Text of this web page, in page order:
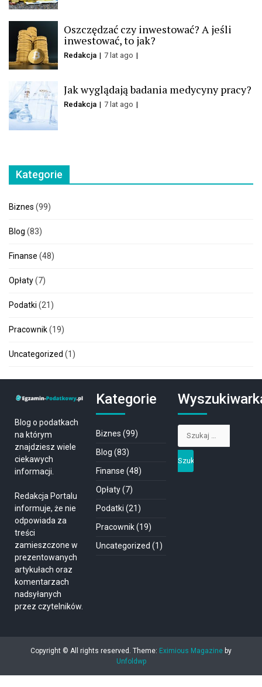
Oszczędzać czy inwestować? A jeśli
inwestować, to jak?
Redakcja 7 lat ago
Jak wyglądają badania medycyny pracy?
Redakcja 7 lat ago
Kategorie
Biznes (99)
Blog (83)
Finanse (48)
Opłaty(7)
Podatki (21)
Pracownik(19)
Uncategorized (1)
Blog o podatkach
na którym
znajdziesz wiele
ciekawych
informacji.
Redakcja Portalu
informuje, że nie
odpowiada za
treści
zamieszczone w
prezentowanych
artykułach oraz
komentarzach
nadsyłanych
przez czytelników.
Kategorie
Biznes (99)
Blog (83)
Finanse (48)
Opłaty(7)
Podatki (21)
Pracownik(19)
Uncategorized (1)
Copyright © All rights reserved. Theme: Eximious Magazine by
Unfoldwp